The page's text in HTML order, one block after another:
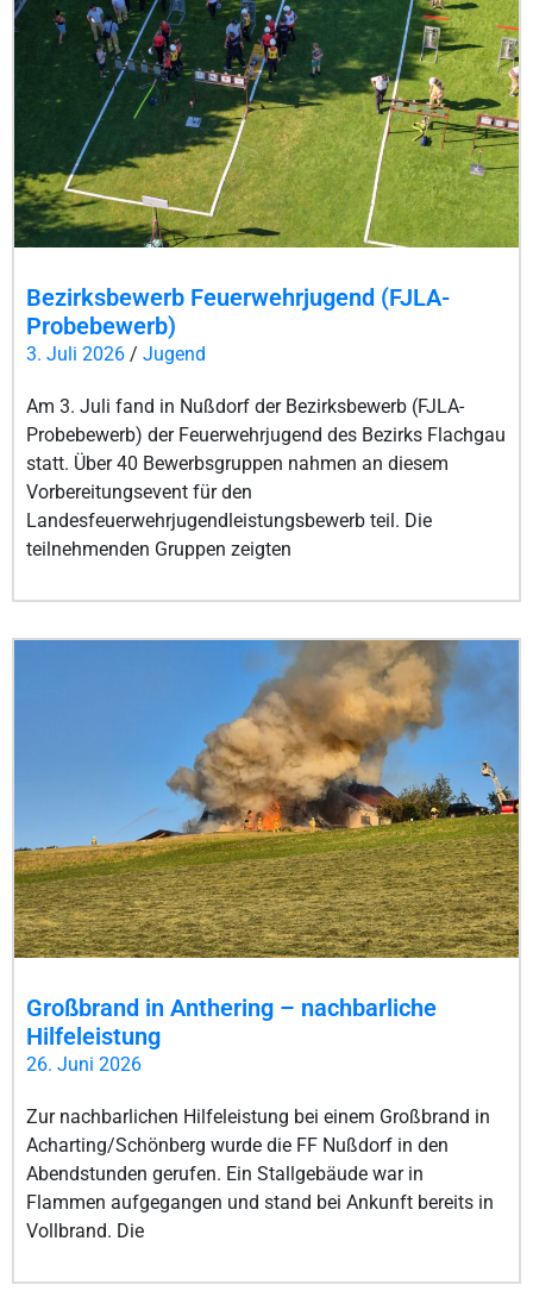
Bezirksbewerb Feuerwehrjugend (FJLA-
Probebewerb)
3. Juli 2026 / Jugend
Am 3. Juli fand in Nußdorf der Bezirksbewerb (FJLA-
Probebewerb) der Feuerwehrjugend des Bezirks Flachgau
statt. Über 40 Bewerbsgruppen nahmen an diesem
Vorbereitungsevent für den
Landesfeuerwehrjugendleistungsbewerb teil. Die
teilnehmenden Gruppen zeigten
Großbrand in Anthering – nachbarliche
Hilfeleistung
26. Juni 2026
Zur nachbarlichen Hilfeleistung bei einem Großbrand in
Acharting/Schönberg wurde die FF Nußdorf in den
Abendstunden gerufen. Ein Stallgebäude war in
Flammen aufgegangen und stand bei Ankunft bereits in
Vollbrand. Die